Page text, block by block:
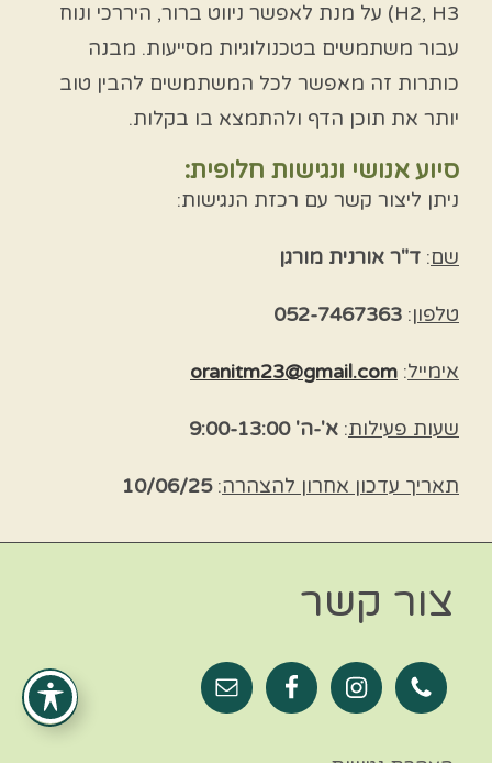
H2, H3) על מנת לאפשר ניווט ברור, היררכי ונוח
עבור משתמשים בטכנולוגיות מסייעות. מבנה
כותרות זה מאפשר לכל המשתמשים להבין טוב
יותר את תוכן הדף ולהתמצא בו בקלות.
סיוע אנושי ונגישות חלופית:
ניתן ליצור קשר עם רכזת הנגישות:
שם: ד"ר אורנית מורגן
טלפון:
052-7467363
אימייל:
oranitm23@gmail.com
שעות פעילות: א'-ה' 9:00-13:00
תאריך עדכון אחרון להצהרה:
10/06/25
צור קשר